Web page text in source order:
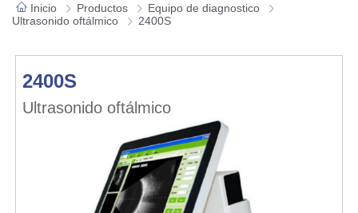
Inicio Productos
Equipo de diagnostico
Ultrasonido oftálmico
2400S
2400S
Ultrasonido oftálmico